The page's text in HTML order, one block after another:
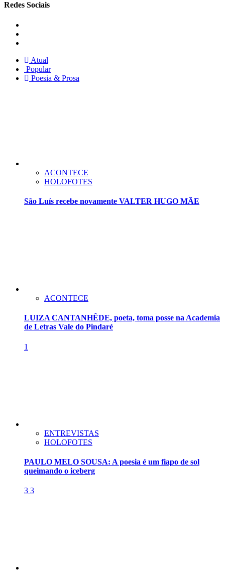
Redes Sociais
Atual
Popular
Poesia & Prosa
ACONTECE
HOLOFOTES
São Luís recebe novamente VALTER HUGO MÃE
ACONTECE
LUIZA CANTANHÊDE, poeta, toma posse na Academia
de Letras Vale do Pindaré
1
ENTREVISTAS
HOLOFOTES
PAULO MELO SOUSA: A poesia é um fiapo de sol
queimando o iceberg
3 3